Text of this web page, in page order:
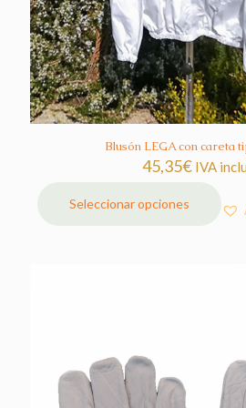
Blusón LEGA con careta
45,35€ IVA
Seleccionar opciones